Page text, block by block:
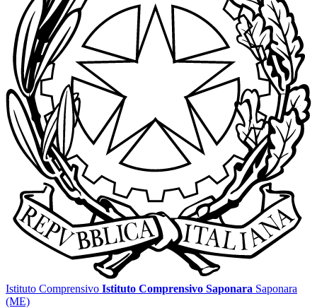
Istituto Comprensivo Istituto Comprensivo Saponara Saponara
(ME)